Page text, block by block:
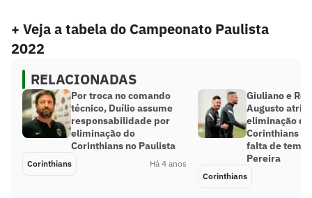
+ Veja a tabela do Campeonato Paulista
2022
RELACIONADAS
Por troca no comando
técnico, Duílio assume
responsabilidade por
eliminação do
Corinthians no Paulista
Corinthians Há 4 anos
Giuliano e
Augusto
eliminação do
Corinthians
falta de
Pereira
Corinthians